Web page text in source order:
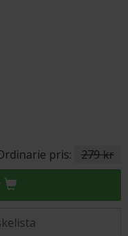
pris: 279 kr